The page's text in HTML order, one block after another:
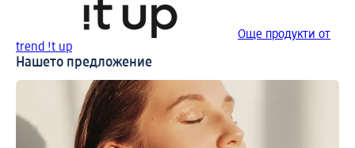
Още продукти от
trend !t up
Нашето предложение